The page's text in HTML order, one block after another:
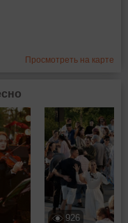
Просмотреть на карте
926